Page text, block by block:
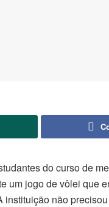
do curso de
um jogo de vôlei que
não